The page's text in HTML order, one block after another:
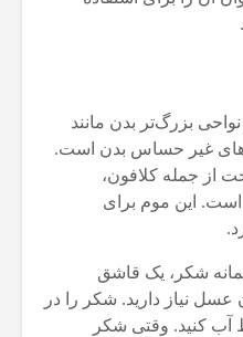
بزرگ‌تر بدن مانند
غیر حساس بدن است.
از جمله کلافون،
است. این موم برای
شکر، یک قاشق
لیمو و 1/4 فنجان عسل نیاز دارید. شکر را در
کنید. وقتی شکر